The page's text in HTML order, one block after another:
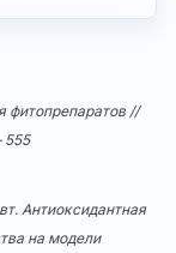
фитопрепаратов //
555
Антиоксидантная
на модели